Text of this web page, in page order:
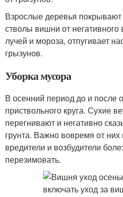
Взрослые деревья
стволы вишни от негативного
лучей и мороза, отпугивает
грызунов.
Уборка мусора
В осенний период до и после
приствольного круга. Сухие
перегнивают и негативно
грунта. Важно вовремя от них
вредители и возбудители
перезимовать.